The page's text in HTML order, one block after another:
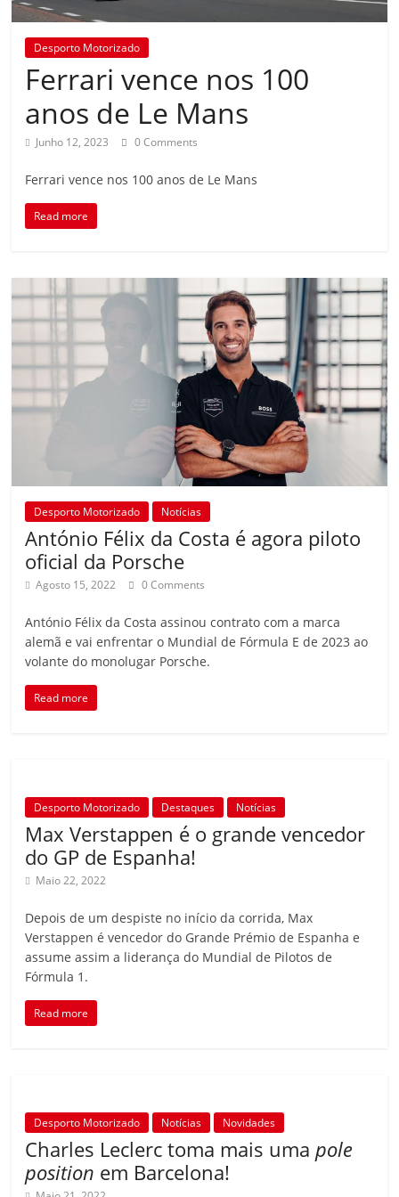
Desporto Motorizado
Ferrari vence nos 100
anos de Le Mans
Junho 12, 2023 0 Comments
Ferrari vence nos 100 anos de Le Mans
Read more
Desporto Motorizado Notícias
António Félix da Costa é agora piloto
oficial da Porsche
Agosto 15, 2022 0 Comments
António Félix da Costa assinou contrato com a marca
alemã e vai enfrentar o Mundial de Fórmula E de 2023 ao
volante do monolugar Porsche.
Read more
Desporto Motorizado Destaques Notícias
Max Verstappen é o grande vencedor
do GP de Espanha!
Maio 22, 2022
Depois de um despiste no início da corrida, Max
Verstappen é vencedor do Grande Prémio de Espanha e
assume assim a liderança do Mundial de Pilotos de
Fórmula 1.
Read more
Desporto Motorizado Notícias Novidades
Charles Leclerc toma mais umapole
position em Barcelona!